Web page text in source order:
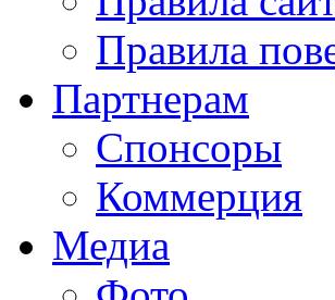
Правила
Партнерам
Спонсоры
Коммерция
Медиа